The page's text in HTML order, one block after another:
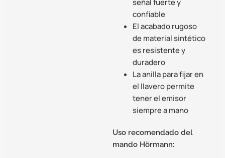
señal fuerte y
confiable
El acabado rugoso
de material sintético
es resistente y
duradero
La anilla para fijar en
el llavero permite
tener el emisor
siempre a mano
Uso recomendado del
mando Hörmann: